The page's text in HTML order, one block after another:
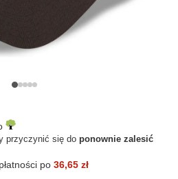
przyczynić się do ponownie zalesić
płatności po 36,65 zł